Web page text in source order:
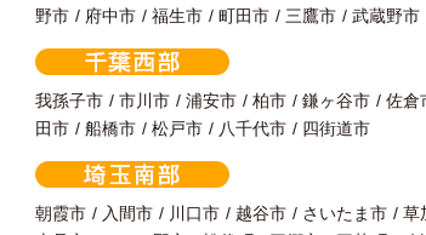
野市
府中市 福生市 町田市 三鷹市 武蔵野市
我孫子市
市川市 浦安市 柏市 鎌ヶ谷市 佐倉
田市
船橋市 松戸市 八千代市 四街道市
朝霞市
入間市 川口市 越谷市 さいたま市 草